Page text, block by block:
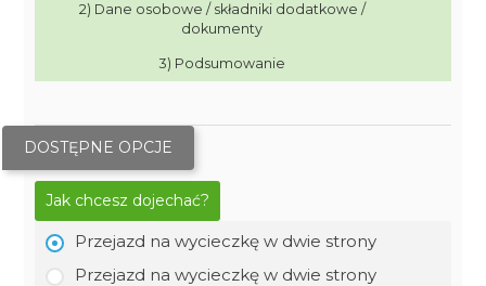
2) Dane osobowe / składniki dodatkowe /
dokumenty
3) Podsumowanie
DOSTĘPNE OPCJE
Jak chcesz dojechać?
Przejazd na wycieczkę w dwie strony
Przejazd na wycieczkę w dwie strony